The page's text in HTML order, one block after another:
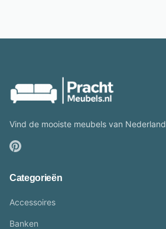
Vind de mooiste meubels van Nederland
Categorieën
Accessoires
Banken